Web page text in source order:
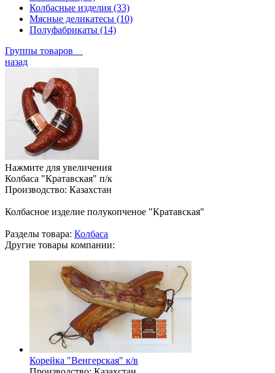
Колбасные изделия (33)
Мясные деликатесы (10)
Полуфабрикаты (14)
Группы товаров
назад
Нажмите для увеличения
Колбаса "Кратавская" п/к
Производство: Казахстан
Колбасное изделие полукопченое "Кратавская"
Разделы товара: Колбаса
Другие товары компании:
Корейка "Венгерская" к/в